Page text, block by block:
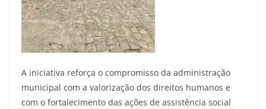
A iniciativa reforça o compromisso da administração
municipal com a valorização dos direitos humanos e
com o fortalecimento das ações de assistência social